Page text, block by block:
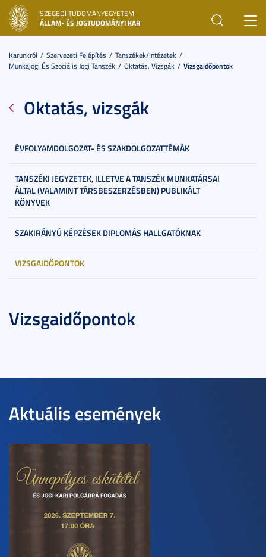
SZEGEDI TUDOMÁNYEGYETEM
ÁLLAM- ÉS JOGTUDOMÁNYI KAR
Karunkról Szervezeti Felépítés
Tanszékek/Intézetek
Munkajogi És Szociális Jogi Tanszék
Oktatás, Vizsgák Vizsgaidőpontok
Oktatás, vizsgák
ÉVFOLYAMDOLGOZAT- ÉS SZAKDOLGOZATTÉMÁK
TANSZÉKI JEGYZETEK, ILLETVE A TANSZÉK MUNKATÁRSAI
ÁLTAL (VALAMINT TÁRSBESZERZÉSBEN) PUBLIKÁLT
KÖNYVEK
SZAKIRÁNYÚ KÉPZÉSEK DIPLOMÁS HALLGATÓKNAK
VIZSGAIDŐPONTOK
Vizsgaidőpontok
Aktuális események